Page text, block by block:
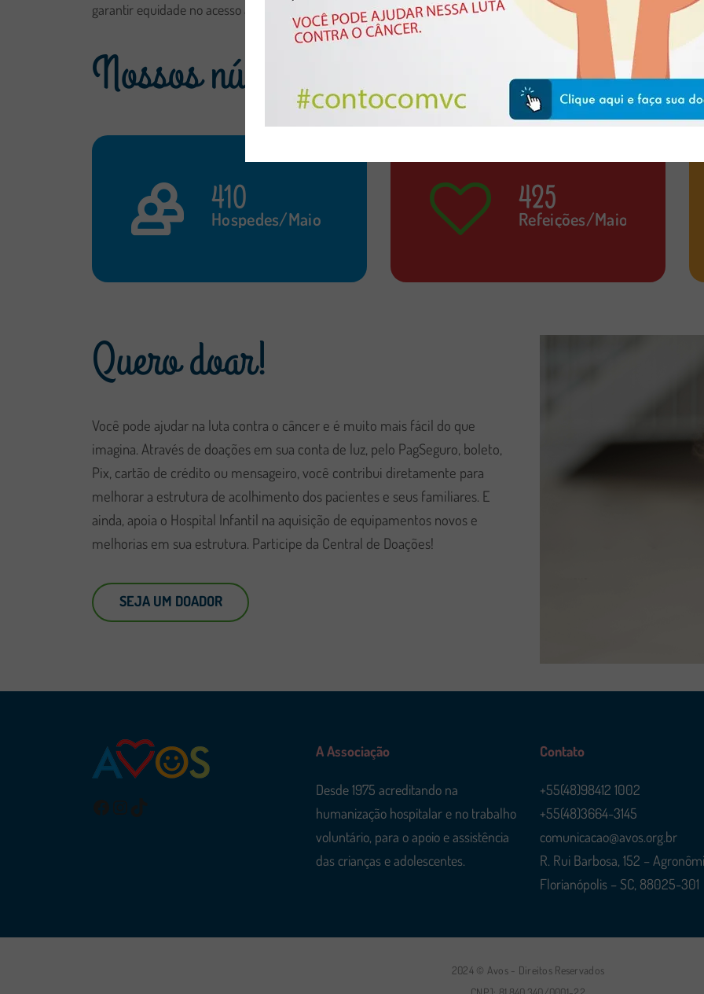
garantir equidade no acesso à saúde e à assistência social. Um verdadeiro lar temporário para quem mais
Nossos números
410
Hospedes/Maio 425
Refeições/Maio
Quero doar!
Você pode ajudar na luta contra o câncer e é muito mais fácil do que
imagina. Através de doações em sua conta de luz, pelo PagSeguro, boleto,
Pix, cartão de crédito ou mensageiro, você contribui diretamente para
melhorar a estrutura de acolhimento dos pacientes e seus familiares. E
ainda, apoia o Hospital Infantil na aquisição de equipamentos novos e
melhorias em sua estrutura. Participe da Central de Doações!
SEJA UM DOADOR
A Associação
Desde 1975 acreditando na
humanização hospitalar e no trabalho
voluntário, para o apoio e assistência
das crianças e adolescentes.
Contato
+55(48)98412 1002
+55(48)3664-3145
comunicacao@avos.org.br
R. Rui Barbosa, 152 –
Florianópolis – SC, 88025-301
2024 © Avos - Direitos Reservados